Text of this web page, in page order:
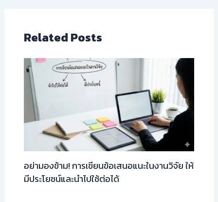
Related Posts
อย่ามองข้าม! การเขียนข้อเสนอแนะในงานวิจัย ให้
มีประโยชน์และนำไปใช้ต่อได้